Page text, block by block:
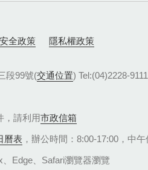
全政策 隱私權政策
段99號(交通位置) Tel:(04)2228-
，請利用市政信箱
曆表 ，辦公時間：8:00-17:00，中
Edge、Safari瀏覽器瀏覽